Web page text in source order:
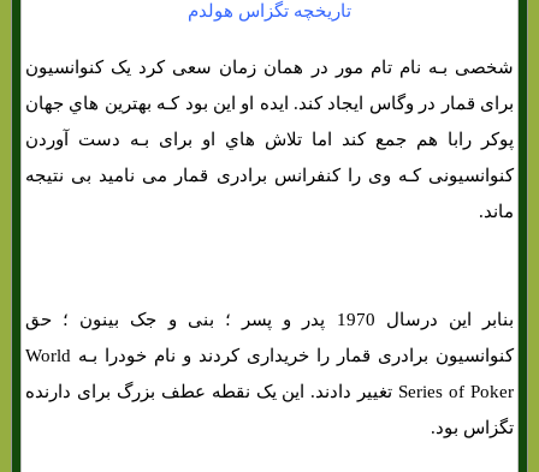
تاریخچه تگزاس هولدم
شخصی بـه نام تام مور در همان زمان سعی کرد یک کنوانسیون
برای قمار در وگاس ایجاد کند. ایده او این بود کـه بهترین هاي‌ جهان
پوکر رابا هم جمع کند اما تلاش هاي‌ او برای بـه دست آوردن
کنوانسیونی کـه وی را کنفرانس برادری قمار می نامید بی نتیجه
ماند.
بنابر این درسال 1970 پدر و پسر ؛ بنی و جک بینون ؛ حق
کنوانسیون برادری قمار را خریداری کردند و نام خودرا بـه World
Series of Poker تغییر دادند. این یک نقطه عطف بزرگ برای دارنده
تگزاس بود.